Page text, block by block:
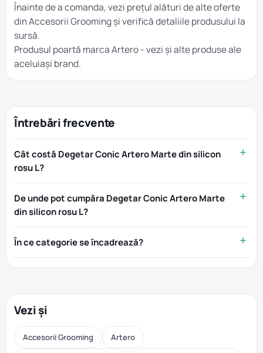
Înainte de a comanda, vezi prețul alături de alte oferte
dinAccesorii Grooming și verifică detaliile produsului la
sursă.
Produsul poartă marcaArtero- vezi și alte produse ale
aceluiași brand.
Întrebări frecvente
Cât costă Degetar Conic Artero Marte din silicon
rosu L?
De unde pot cumpăra Degetar Conic Artero Marte
din silicon rosu L?
În ce categorie se încadrează?
Vezi și
Accesorii Grooming Artero